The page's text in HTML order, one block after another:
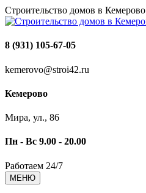
Строительство домов в Кемерово
8 (931) 105-67-05
kemerovo@stroi42.ru
Кемерово
Мира, ул., 86
Пн - Вс 9.00 - 20.00
Работаем 24/7
МЕНЮ